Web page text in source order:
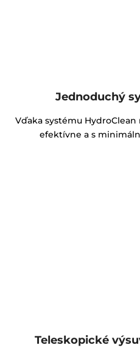
Jednoduchý
Vďaka systému
efektívne a s
Teleskopické